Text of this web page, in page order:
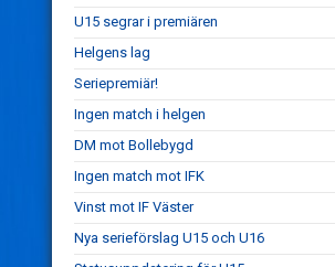
U15 segrar i premiären
Helgens lag
Seriepremiär!
Ingen match i helgen
DM mot Bollebygd
Ingen match mot IFK
Vinst mot IF Väster
Nya serieförslag U15 och U16